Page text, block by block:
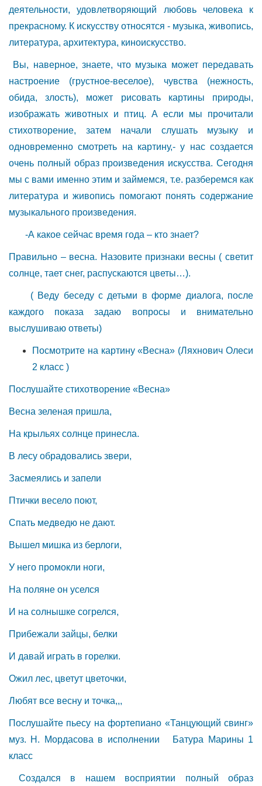
деятельности, удовлетворяющий любовь человека к
прекрасному. К искусству относятся - музыка, живопись,
литература, архитектура, киноискусство.
Вы, наверное, знаете, что музыка может передавать
настроение (грустное-веселое), чувства (нежность,
обида, злость), может рисовать картины природы,
изображать животных и птиц. А если мы прочитали
стихотворение, затем начали слушать музыку и
одновременно смотреть на картину,- у нас создается
очень полный образ произведения искусства. Сегодня
мы с вами именно этим и займемся, т.е. разберемся как
литература и живопись помогают понять содержание
музыкального произведения.
-А какое сейчас время года – кто знает?
Правильно – весна. Назовите признаки весны ( светит
солнце, тает снег, распускаются цветы…).
( Веду беседу с детьми в форме диалога, после
каждого показа задаю вопросы и внимательно
выслушиваю ответы)
Посмотрите на картину «Весна» (Ляхнович Олеси
2 класс )
Послушайте стихотворение «Весна»
Весна зеленая пришла,
На крыльях солнце принесла.
В лесу обрадовались звери,
Засмеялись и запели
Птички весело поют,
Спать медведю не дают.
Вышел мишка из берлоги,
У него промокли ноги,
На поляне он уселся
И на солнышке согрелся,
Прибежали зайцы, белки
И давай играть в горелки.
Ожил лес, цветут цветочки,
Любят все весну и точка,,,
Послушайте пьесу на фортепиано «Танцующий свинг»
муз. Н. Мордасова в исполнении Батура Марины 1
класс
Создался в нашем восприятии полный образ